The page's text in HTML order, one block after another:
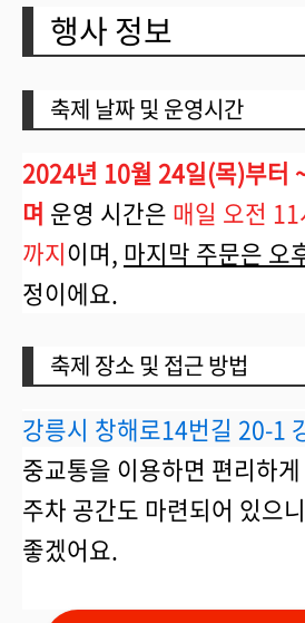
행사 정보
축제 날짜 및 운영시간
2024년 10월 24일(목)부터
며 운영 시간은 매일 오전
까지이며, 마지막 주문은 오
정이에요.
축제 장소 및 접근 방법
강릉시 창해로14번길 20-1
중교통을 이용하면 편리하
주차 공간도 마련되어 있으
좋겠어요.